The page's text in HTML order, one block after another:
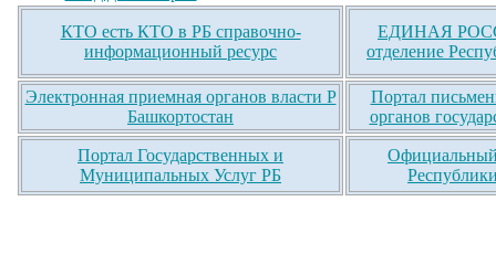
КТО есть КТО в РБ справочно-
информационный ресурс
ЕДИНАЯ
отделение
Электронная приемная органов власти Р
Башкортостан
Портал
органов
Портал Государственных и
Муниципальных Услуг РБ
Официальный